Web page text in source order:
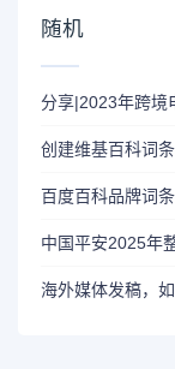
随机
分享|2023年跨境
创建维基百科词
百度百科品牌词
海外媒体发稿，